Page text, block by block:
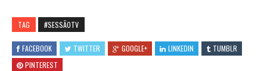
TAG #SESSÃOTV
FACEBOOK TWITTER GOOGLE+ LINKEDIN
TUMBLR
PINTEREST